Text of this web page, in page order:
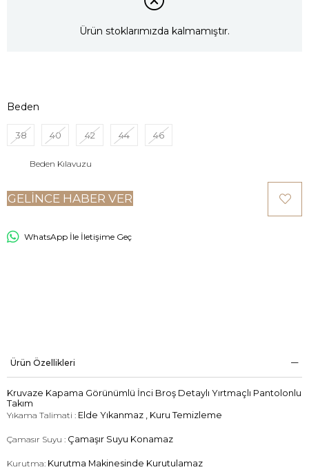
Ürün stoklarımızda kalmamıştır.
Beden
38 40 42 44 46
Beden Kılavuzu
GELINCE HABER VER
WhatsApp İle İletişime Geç
Ürün Özellikleri
Kruvaze Kapama Görünümlü İnci Broş Detaylı Yırtmaçlı Pantolonlu
Takım
Yıkama Talimati : Elde Yıkanmaz , Kuru Temizleme
Çamasır Suyu : Çamaşır Suyu Konamaz
Kurutma: Kurutma Makinesinde Kurutulamaz